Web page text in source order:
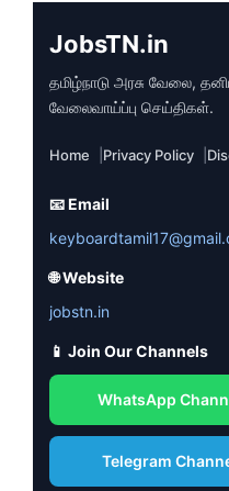
JobsTN.in
தமிழ்நாடு அரசு வேலை,
வேலைவாய்ப்பு செய்திகள்.
Home Privacy Policy
📧 Email
🌐 Website
jobstn.in
📱 Join Our Channels
WhatsApp
Telegram